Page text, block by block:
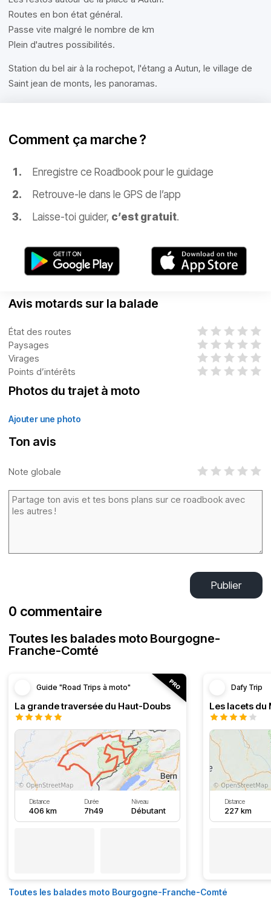
Routes en bon état général.
Passe vite malgré le nombre de km
Plein d'autres possibilités.
Station du bel air à la rochepot, l'étang a Autun, le village de
Saint jean de monts, les panoramas.
Comment ça marche ?
Enregistre ce Roadbook pour le guidage
Retrouve-le dans le GPS de l’app
Laisse-toi guider, c’est gratuit.
Avis motards sur la balade
État des routes
Paysages
Virages
Points d’intérêts
Photos du trajet à moto
Ajouter une photo
Ton avis
Note globale
Publier
0 commentaire
Toutes les balades moto Bourgogne-
Franche-Comté
Guide "Road Trips à moto"
La grande traversée du Haut-Doubs
Distance
406 km
Durée
7h49
Niveau
Débutant
Dafy Trip
Les lacets du
Distance
227 km
Toutes les balades moto Bourgogne-Franche-Comté